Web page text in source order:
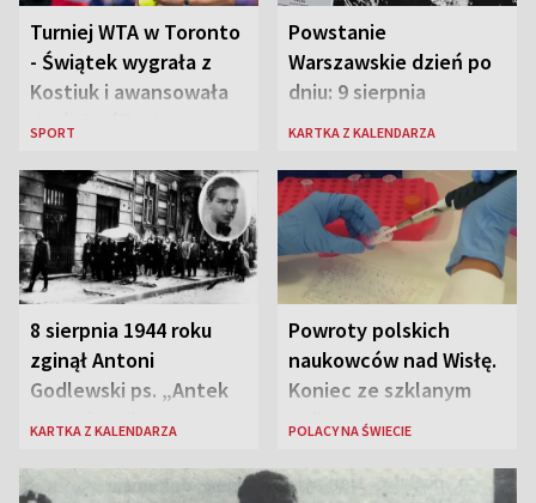
Turniej WTA w Toronto
- Świątek wygrała z
Kostiuk i awansowała
SPORT
Powstanie
Warszawskie dzień po
dniu: 9 sierpnia
KARTKA Z KALENDARZA
8 sierpnia 1944 roku
zginął Antoni
Godlewski ps. „Antek
Rozpylacz”
KARTKA Z KALENDARZA
Powroty polskich
naukowców nad Wisłę.
Koniec ze szklanym
sufitem
POLACY NA ŚWIECIE